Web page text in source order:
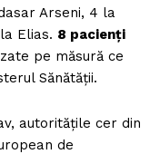
Arseni, 4 la
Elias. 8 pacienți
pe măsură ce
Sănătății.
autoritățile cer din
de